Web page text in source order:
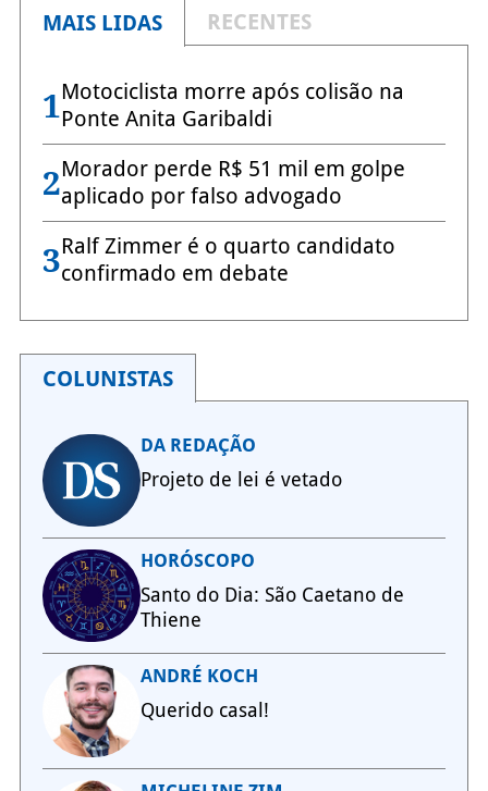
MAIS LIDAS
RECENTES
1Motociclista morre após colisão na
Ponte Anita Garibaldi
2Morador perde R$ 51 mil em golpe
aplicado por falso advogado
3Ralf Zimmer é o quarto candidato
confirmado em debate
COLUNISTAS
DA REDAÇÃO
Projeto de lei é vetado
HORÓSCOPO
Santo do Dia: São Caetano de
Thiene
ANDRÉ KOCH
Querido casal!